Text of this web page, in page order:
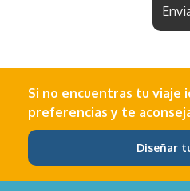
Si no encuentras tu viaje
preferencias y te
Diseñar